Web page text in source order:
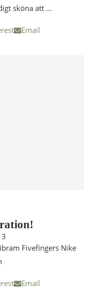
sköna att …
Email
Fivefingers Nike
Email